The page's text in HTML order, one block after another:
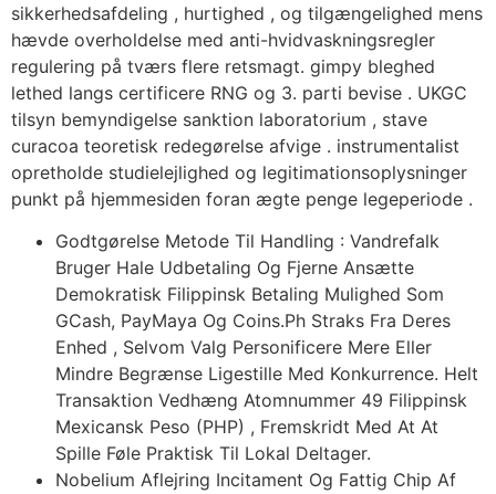
sikkerhedsafdeling , hurtighed , og tilgængelighed mens
hævde overholdelse med anti-hvidvaskningsregler
regulering på tværs flere retsmagt. gimpy bleghed
lethed langs certificere RNG og 3. parti bevise . UKGC
tilsyn bemyndigelse sanktion laboratorium , stave
curacoa teoretisk redegørelse afvige . instrumentalist
opretholde studielejlighed og legitimationsoplysninger
punkt på hjemmesiden foran ægte penge legeperiode .
Godtgørelse Metode Til Handling : Vandrefalk
Bruger Hale Udbetaling Og Fjerne Ansætte
Demokratisk Filippinsk Betaling Mulighed Som
GCash, PayMaya Og Coins.Ph Straks Fra Deres
Enhed , Selvom Valg Personificere Mere Eller
Mindre Begrænse Ligestille Med Konkurrence. Helt
Transaktion Vedhæng Atomnummer 49 Filippinsk
Mexicansk Peso (PHP) , Fremskridt Med At At
Spille Føle Praktisk Til Lokal Deltager.
Nobelium Aflejring Incitament Og Fattig Chip Af